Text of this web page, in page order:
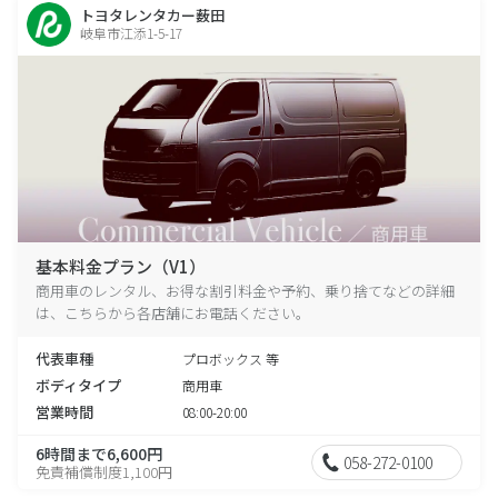
トヨタレンタカー薮田
岐阜市江添1-5-17
基本料金プラン（V1）
商用車のレンタル、お得な割引料金や予約、乗り捨てなどの詳細
は、こちらから各店舗にお電話ください。
代表車種 プロボックス 等
ボディタイプ 商用車
営業時間 08:00-20:00
6時間まで6,600円
免責補償制度1,100円 058-272-0100